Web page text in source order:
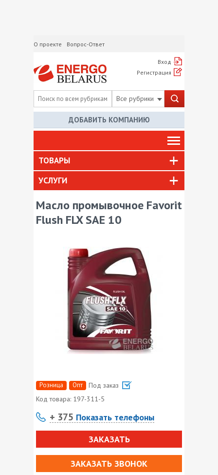
О проекте Вопрос-Ответ
Вход
Регистрация
Все рубрики
ДОБАВИТЬ КОМПАНИЮ
ТОВАРЫ
УСЛУГИ
Масло промывочное Favorit
Flush FLX SAE 10
Розница Опт
Под заказ
Код товара: 197-311-5
+ 375 Показать телефоны
ЗАКАЗАТЬ
ЗАКАЗАТЬ ЗВОНОК